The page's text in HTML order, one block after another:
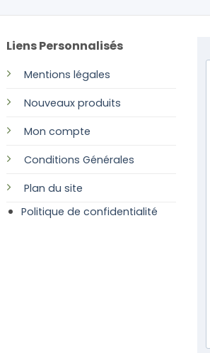
Liens Personnalisés
Mentions légales
Nouveaux produits
Mon compte
Conditions Générales
Plan du site
Politique de confidentialité